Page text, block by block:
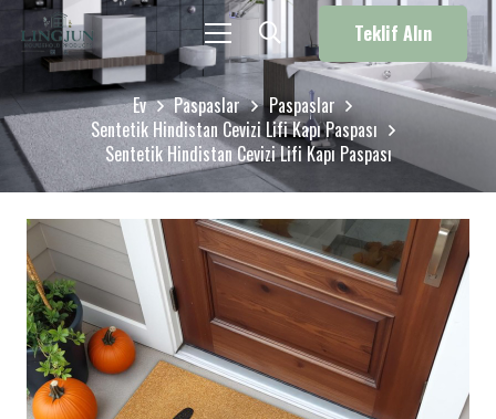
Teklif Alın
Ev Paspaslar
Paspaslar
Sentetik Hindistan Cevizi Lifi Kapı Paspası
Sentetik Hindistan Cevizi Lifi Kapı Paspası